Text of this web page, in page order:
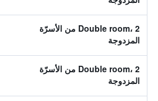
Double room، 2 من الأسرّة
المزدوجة
Double room، 2 من الأسرّة
المزدوجة